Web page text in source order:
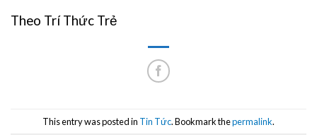
Theo Trí Thức Trẻ
This entry was posted in Tin Tức. Bookmark thepermalink.